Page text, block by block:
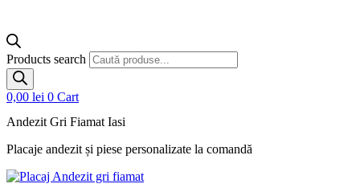
Products search
0,00 lei 0 Cart
Andezit Gri Fiamat Iasi
Placaje andezit și piese personalizate la comandă